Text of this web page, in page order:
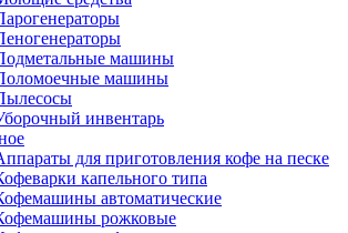
машины
машины
инвентарь
для приготовления кофе на песке
капельного типа
автоматические
рожковые